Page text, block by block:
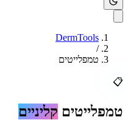
DermTools
/
טמפלייטים
📋
טמפלייטים קליניים